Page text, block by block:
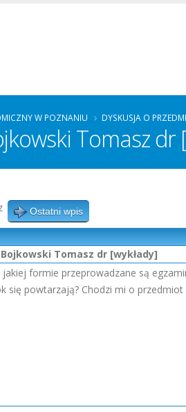
W POZNANIU DYSKUSJA O
Tomasz dr
Ostatni wpis
Tomasz dr [wykłady]
formie przeprowadzane są
się powtarzają? Chodzi mi o